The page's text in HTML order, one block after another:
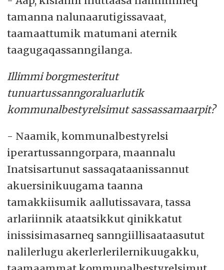
tamanna nalunaarutigissavaat,
taamaattumik matumani aternik
taagugaqassanngilanga.
Illimmi borgmesteritut
tunuartussanngoraluarlutik
kommunalbestyrelsimut sassassamaarpit?
- Naamik, kommunalbestyrelsi
iperartussanngorpara, maannalu
Inatsisartunut sassaqataanissannut
akuersinikuugama taanna
tamakkiisumik aallutissavara, tassa
arlariinnik ataatsikkut qinikkatut
inissisimasarneq sanngiillisaataasutut
nalilerlugu akerlerlerilernikuugakku,